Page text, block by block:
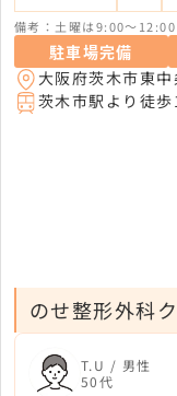
備考：土曜は9:00～12:00
駐車場完備
大阪府茨木市東中
茨木市駅より徒
のせ整形外科
T.U / 男性
50代